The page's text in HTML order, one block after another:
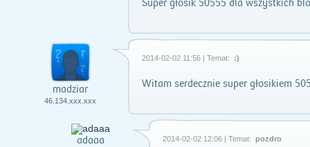
Super głosik 50555 dla wszystkich
madziar
46.134.xxx.xxx
2014-02-02 11:56 | Temat: :)
Witam serdecznie super głosikiem
adaaa 2014-02-02 12:06 | Temat: pozdro